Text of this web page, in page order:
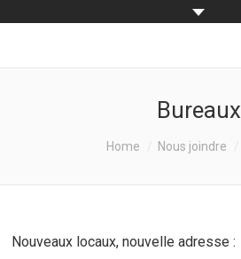
Bureaux
Home Nous joindre
Nouveaux locaux, nouvelle adresse :